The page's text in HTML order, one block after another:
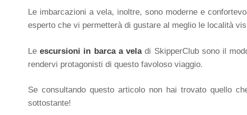
Le imbarcazioni a vela, inoltre, sono moderne e
esperto che vi permetterà di gustare al meglio le località
Leescursioni in barca a veladi SkipperClub sono il
rendervi protagonisti di questo favoloso viaggio.
Se consultando questo articolo non hai trovato quello
sottostante!